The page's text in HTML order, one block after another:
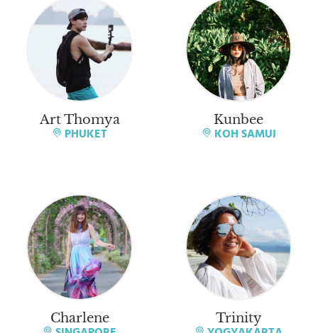
Art Thomya
PHUKET
Kunbee
KOH SAMUI
Charlene Trinity